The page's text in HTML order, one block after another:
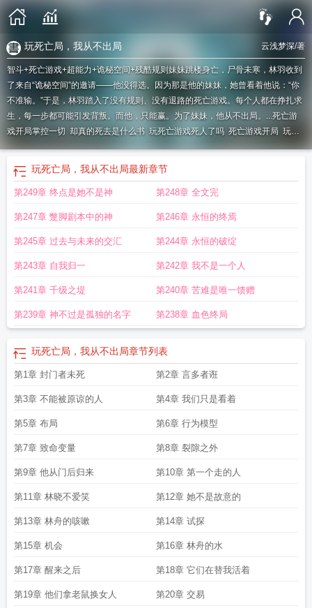
云浅梦深/著
玩死亡局，我从不出局
智斗+死亡游戏+超能力+诡秘空间+残酷规则妹妹跳楼身亡，尸骨未寒，林羽收到
了来自“诡秘空间”的邀请——他没得选。因为那是他的妹妹，她曾看着他说：“你
不准输。”于是，林羽踏入了没有规则、没有退路的死亡游戏。每个人都在挣扎求
生，每一步都可能引发背叛。而他，只能赢。为了妹妹，他从不出局。...死亡游
戏开局掌控一切 却真的死去是什么书 玩死亡游戏死人了吗 死亡游戏开局 玩死
亡游戏会死人吗
玩弄死亡游戏却真的死去是谁 却真的死去死亡游戏开局被误认
玩弄死亡的游戏 死亡游戏玩死人了视频
神 却真的死去是哪本书是谁
亡游戏的却真的死去出自死亡游戏开局扮演什么只有我能开挂
戏玩法
死亡游戏玩弄死亡游戏却真的死去 死亡游戏 开局被误认大神
开局被认为是大神死亡玩法玩弄死亡游戏玩死亡局死亡终局 游戏
戏我从不出局了死亡游戏开局欺
玩死亡局，我从不出局最新章节
第249章 终点是她不是神 第248章 全文完
第247章 蹩脚剧本中的神 第246章 永恒的终焉
第245章 过去与未来的交汇 第244章 永恒的破绽
第243章 自我归一 第242章 我不是一个人
第241章 千级之堤 第240章 苦难是唯一馈赠
第239章 神不过是孤独的名字 第238章 血色终局
玩死亡局，我从不出局章节列表
第1章 封门者未死 第2章 言多者诳
第3章 不能被原谅的人 第4章 我们只是看着
第5章 布局 第6章 行为模型
第7章 致命变量 第8章 裂隙之外
第9章 他从门后归来 第10章 第一个走的人
第11章 林晓不爱笑 第12章 她不是故意的
第13章 林舟的咳嗽 第14章 试探
第15章 机会 第16章 林舟的水
第17章 醒来之后 第18章 它们在替我活着
第19章 他们拿老鼠换女人 第20章 交易